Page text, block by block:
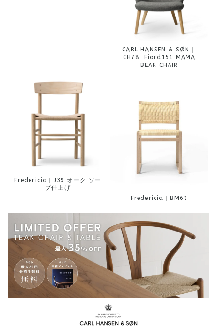
CARL HANSEN & SØN｜
CH78 Fiord151 MAMA
BEAR CHAIR
Fredericia｜J39 オーク ソー
プ仕上げ
Fredericia｜BM61